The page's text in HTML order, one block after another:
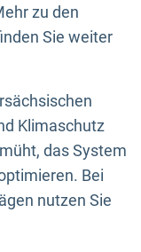
zu den
Sie weiter
Klimaschutz
das System
Bei
nutzen Sie